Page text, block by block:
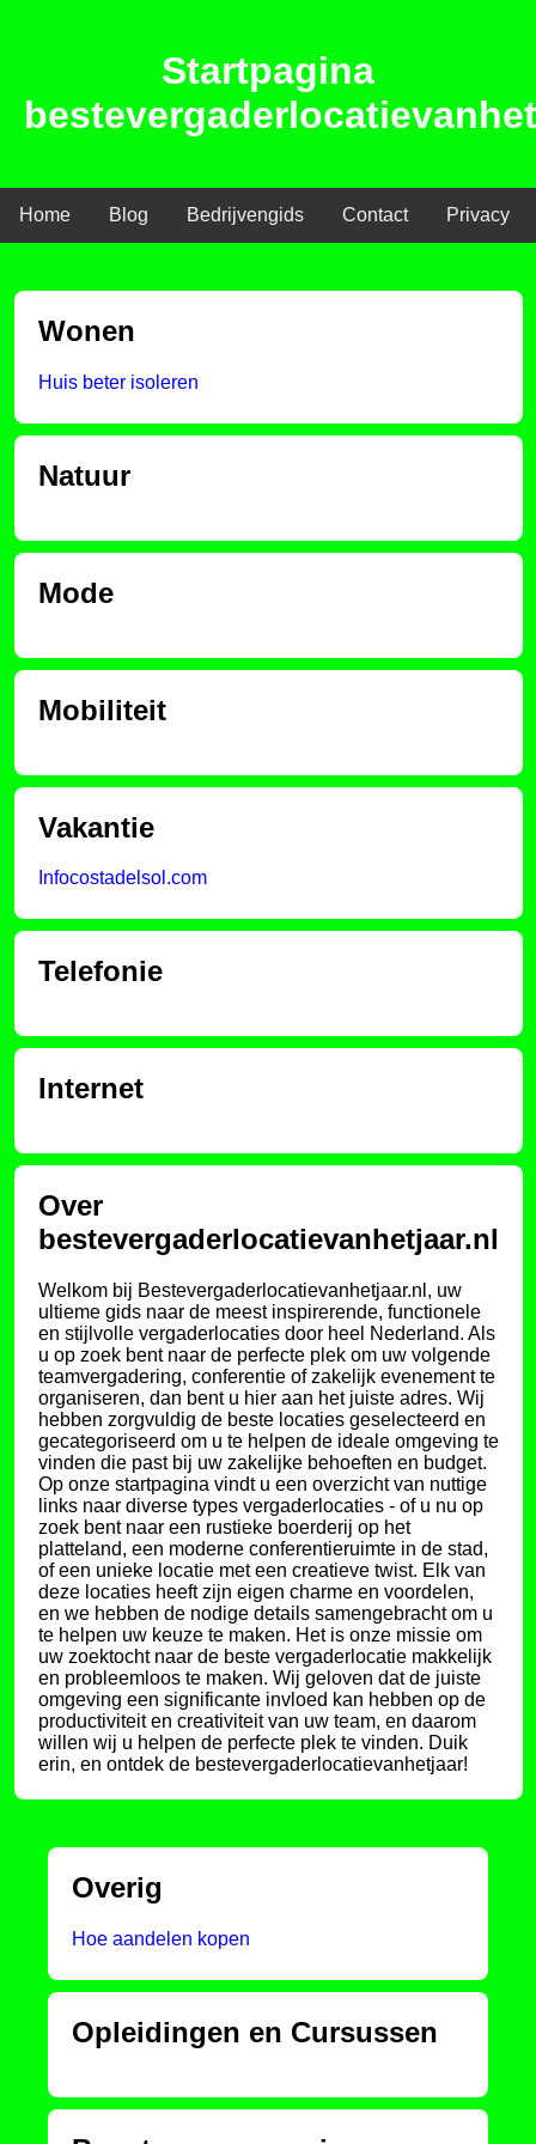
Startpagina
Home Blog Bedrijvengids Contact Privacy
Wonen
Huis beter isoleren
Natuur
Mode
Mobiliteit
Vakantie
Infocostadelsol.com
Telefonie
Internet
Over
bestevergaderlocatievanhetjaar.nl
Welkom bij Bestevergaderlocatievanhetjaar.nl, uw
ultieme gids naar de meest inspirerende, functionele
en stijlvolle vergaderlocaties door heel Nederland. Als
u op zoek bent naar de perfecte plek om uw volgende
teamvergadering, conferentie of zakelijk evenement te
organiseren, dan bent u hier aan het juiste adres. Wij
hebben zorgvuldig de beste locaties geselecteerd en
gecategoriseerd om u te helpen de ideale omgeving te
vinden die past bij uw zakelijke behoeften en budget.
Op onze startpagina vindt u een overzicht van nuttige
links naar diverse types vergaderlocaties - of u nu op
zoek bent naar een rustieke boerderij op het
platteland, een moderne conferentieruimte in de stad,
of een unieke locatie met een creatieve twist. Elk van
deze locaties heeft zijn eigen charme en voordelen,
en we hebben de nodige details samengebracht om u
te helpen uw keuze te maken. Het is onze missie om
uw zoektocht naar de beste vergaderlocatie makkelijk
en probleemloos te maken. Wij geloven dat de juiste
omgeving een significante invloed kan hebben op de
productiviteit en creativiteit van uw team, en daarom
willen wij u helpen de perfecte plek te vinden. Duik
erin, en ontdek de bestevergaderlocatievanhetjaar!
Overig
Hoe aandelen kopen
Opleidingen en Cursussen